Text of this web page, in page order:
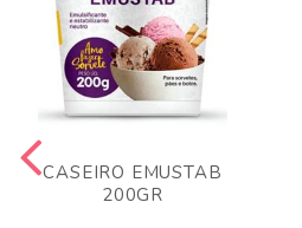
CASEIRO EMUSTAB
200GR